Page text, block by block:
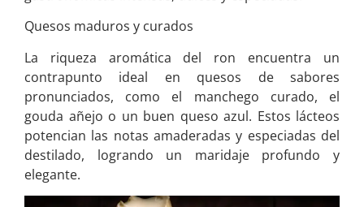
Quesos maduros y curados
La riqueza aromática del ron encuentra un
contrapunto ideal en quesos de sabores
pronunciados, como el manchego curado, el
gouda añejo o un buen queso azul. Estos lácteos
potencian las notas amaderadas y especiadas del
destilado, logrando un maridaje profundo y
elegante.